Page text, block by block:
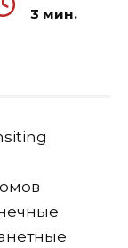
3 мин.